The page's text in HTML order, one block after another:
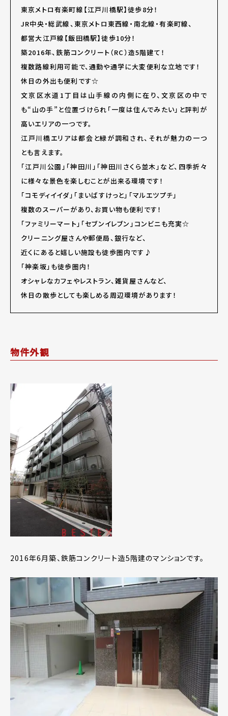
東京メトロ有楽町線【江戸川橋駅】徒歩8分！
JR中央・総武線、東京メトロ東西線・南北線・有楽町線、
都営大江戸線【飯田橋駅】徒歩10分！
築2016年、鉄筋コンクリート（RC）造5階建て！
複数路線利用可能で、通勤や通学に大変便利な立地です！
休日の外出も便利です☆
文京区水道1丁目は山手線の内側に在り、文京区の中で
も“山の手”と位置づけられ「一度は住んでみたい」と評判が
高いエリアの一つです。
江戸川橋エリアは都会と緑が調和され、それが魅力の一つ
とも言えます。
「江戸川公園」「神田川」「神田川さくら並木」など、四季折々
に様々な景色を楽しむことが出来る環境です！
「コモディイイダ」「まいばすけっと」「マルエツプチ」
複数のスーパーがあり、お買い物も便利です！
「ファミリーマート」「セブンイレブン」コンビニも充実☆
クリーニング屋さんや郵便局、銀行など、
近くにあると嬉しい施設も徒歩圏内です♪
「神楽坂」も徒歩圏内！
オシャレなカフェやレストラン、雑貨屋さんなど、
休日の散歩としても楽しめる周辺環境があります！
物件外観
2016年6月築、鉄筋コンクリート造5階建のマンションです。